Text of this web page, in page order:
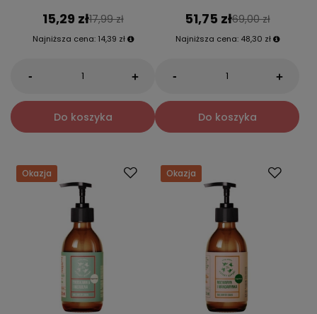
15,29 zł17,99 zł
Najniższa cena: 14,39 zł
- +
Do koszyka
51,75 zł69,00 zł
Najniższa cena: 48,30 zł
- +
Do koszyka
Okazja Okazja